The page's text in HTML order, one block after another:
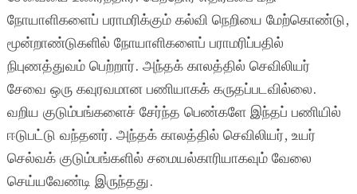
நோயாளிகளைப் பராமரிக்கும் கல்வி நெறியை மேற்கொண்டு,
மூன்றாண்டுகளில் நோயாளிகளைப் பராமரிப்பதில்
நிபுணத்துவம் பெற்றார். அந்தக் காலத்தில் செவிலியர்
சேவை ஒரு கவுரவமான பணியாகக் கருதப்படவில்லை.
வறிய குடும்பங்களைச் சேர்ந்த பெண்களே இந்தப் பணியில்
ஈடுபட்டு வந்தனர். அந்தக் காலத்தில் செவிலியர், உயர்
செல்வக் குடும்பங்களில் சமையல்காரியாகவும் வேலை
செய்யவேண்டி இருந்தது.